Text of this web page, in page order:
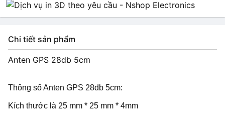
trong SMA [9.5mm]
Chi tiết sản phẩm
Anten GPS 28db 5cm
Thông số Anten GPS 28db 5cm:
Kích thước là 25 mm * 25 mm * 4mm